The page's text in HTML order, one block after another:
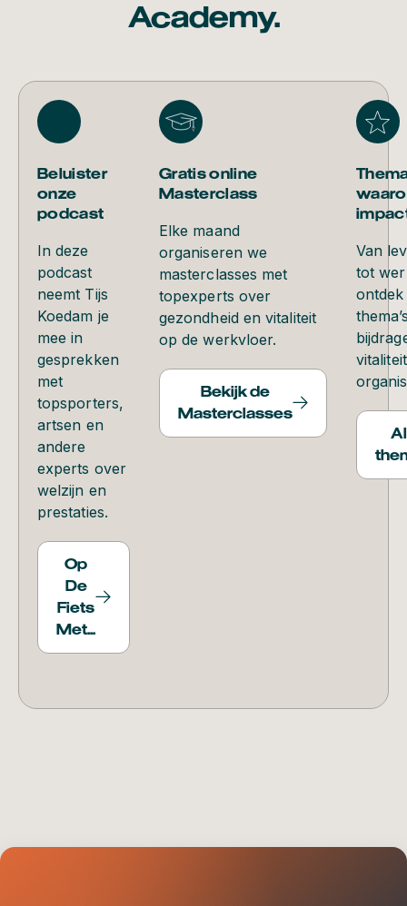
Academy.
Beluister
onze
podcast
In deze
podcast
neemt Tijs
Koedam je
mee in
gesprekken
met
topsporters,
artsen en
andere
experts over
welzijn en
prestaties.
Op
De
Fiets
Met...
Gratis online
Masterclass
Elke maand
organiseren we
masterclasses met
topexperts over
gezondheid en vitaliteit
op de werkvloer.
Bekijk de
Masterclasses
Van
tot